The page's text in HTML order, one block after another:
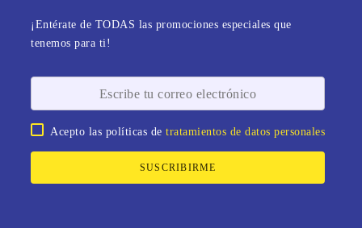
¡Entérate de TODAS las promociones especiales que
tenemos para ti!
Acepto las políticas detratamientos de datos personales
SUSCRIBIRME